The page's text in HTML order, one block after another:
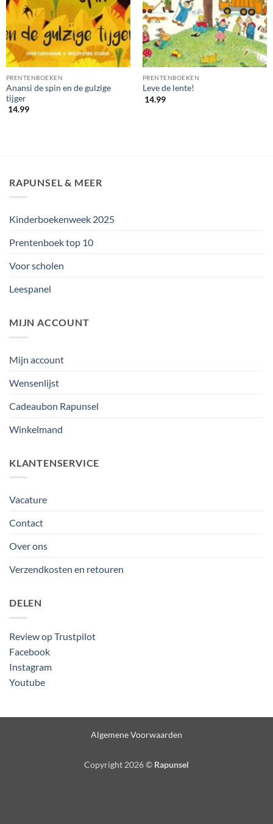
PRENTENBOEKEN
Anansi de spin en de gulzige
tijger
14.99
PRENTENBOEKEN
Leve de lente!
14.99
RAPUNSEL & MEER
Kinderboekenweek 2025
Prentenboek top 10
Voor scholen
Leespanel
MIJN ACCOUNT
Mijn account
Wensenlijst
Cadeaubon Rapunsel
Winkelmand
KLANTENSERVICE
Vacature
Contact
Over ons
Verzendkosten en retouren
DELEN
Review op Trustpilot
Facebook
Instagram
Youtube
Algemene Voorwaarden
Copyright 2026 © Rapunsel